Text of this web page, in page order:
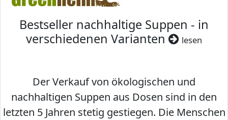
Bestseller nachhaltige Suppen - in
verschiedenen Varianten
lesen
Der Verkauf von ökologischen und
nachhaltigen Suppen aus Dosen sind in den
letzten 5 Jahren stetig gestiegen. Die Menschen